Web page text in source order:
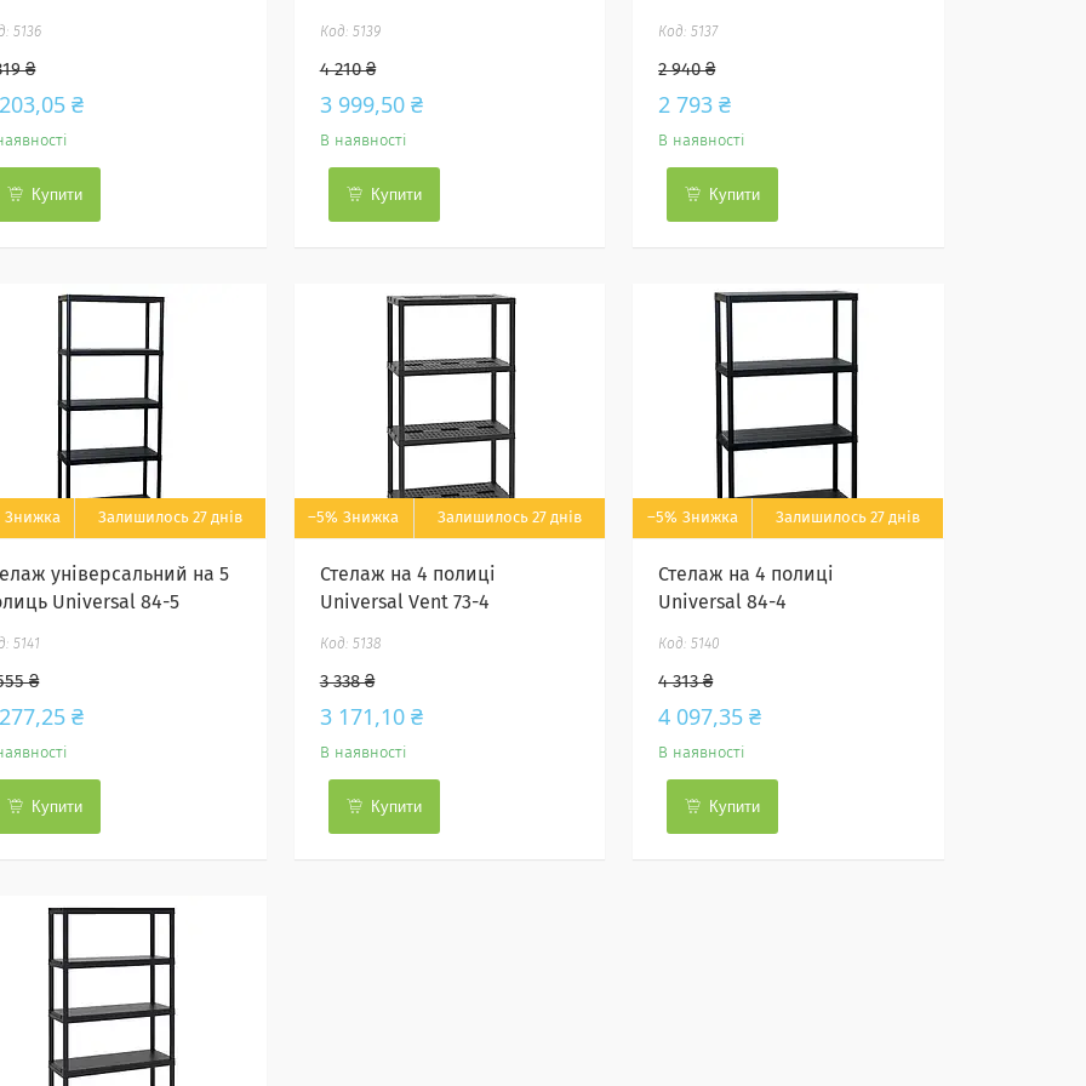
5136
₴
₴
Купити
5139
4 210 ₴
3 999,50 ₴
В наявності
Купити
5137
2 940 ₴
2 793 ₴
В наявності
Купити
Залишилось 27 днів
універсальний на 5
Universal 84-5
5141
₴
₴
Купити
–5% Залишилось 27 днів
Стелаж на 4 полиці
Universal Vent 73-4
5138
3 338 ₴
3 171,10 ₴
В наявності
Купити
–5% Залишилось 27 днів
Стелаж на 4 полиці
Universal 84-4
5140
4 313 ₴
4 097,35 ₴
В наявності
Купити